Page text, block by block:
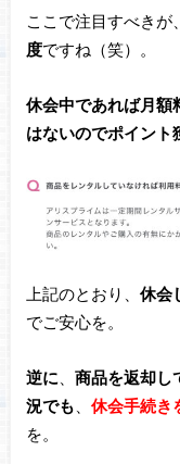
ここで注目すべきが、
度ですね（笑）。
休会中であれば月額
はないのでポイント
上記のとおり、 休会
でご安心を。
逆に
商品を返却し
況でも
休会手続き
を。